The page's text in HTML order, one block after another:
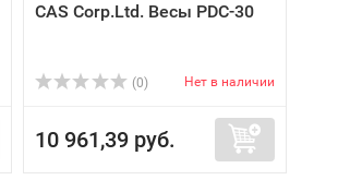
CAS Corp.Ltd. Весы PDC-30
(0) Нет в наличии
10 961,39 руб.